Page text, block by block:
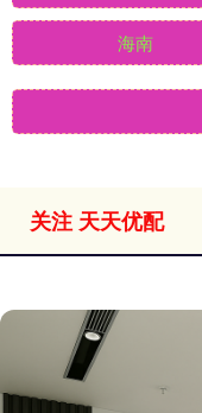
海南
关注 天天优配